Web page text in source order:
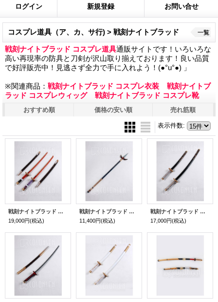
ログイン 新規登録 お問い合せ
コスプレ道具（ア、カ、サ行) > 戦刻ナイトブラッド
戦刻ナイトブラッド コスプレ道具通販サイトです！いろいろな
高い再現率の防具と刀剣が沢山取り揃えております！良い品質
で好評販売中！見逃さず全力で手に入れよう！(●°u°●) 」
※関連商品： 戦刻ナイトブラッド コスプレ衣装
戦刻ナイトブ
ラッド コスプレウィッグ
戦刻ナイトブラッド コスプレ靴
一覧
おすすめ順 価格の安い順 売れ筋順
表示件数:
戦刻ナイトブラッド 武田軍 武田信玄 刀 コスプレ道具 110cm
19,000円(税込)
戦刻ナイトブラッド 真田軍 真田幸村 矛 コスプレ道具 160cm
11,400円(税込)
戦刻ナイトブラッド 豊臣軍 豊臣秀吉 長刀と短刀 コスプレ道具 110cm
17,000円(税込)